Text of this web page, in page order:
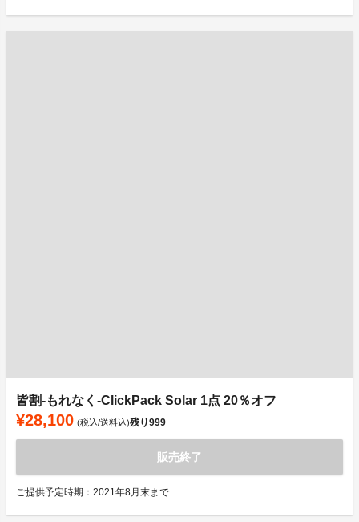
皆割-もれなく-ClickPack Solar 1点 20％オフ
¥28,100 (税込/送料込)残り999
販売終了
ご提供予定時期：2021年8月末まで